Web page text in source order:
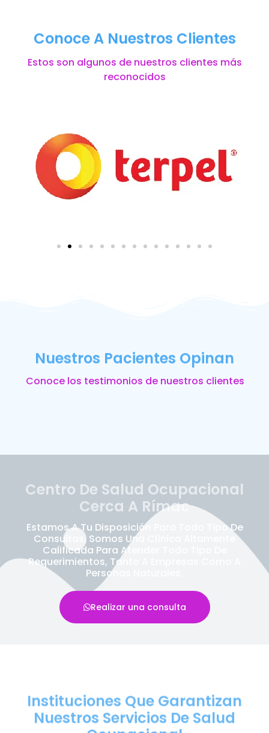
Conoce A Nuestros Clientes
Estos son algunos de nuestros clientes más
reconocidos
Nuestros Pacientes Opinan
Conoce los testimonios de nuestros clientes
Centro De Salud Ocupacional
Cerca A Rímac
Estamos A Tu Disposición Para Todo Tipo De
Consultas, Somos Una Clínica Altamente
Calificada Para Atender Todo Tipo De
Requerimientos, Tanto A Empresas Como A
Personas Naturales.
Realizar una consulta
Instituciones Que Garantizan
Nuestros Servicios De Salud